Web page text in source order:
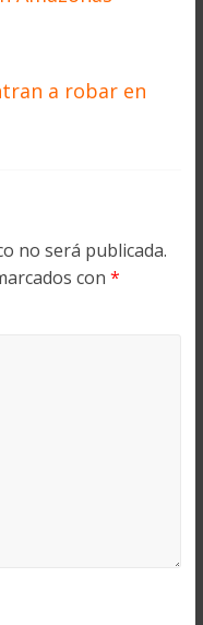
a robar en
no será publicada.
con *